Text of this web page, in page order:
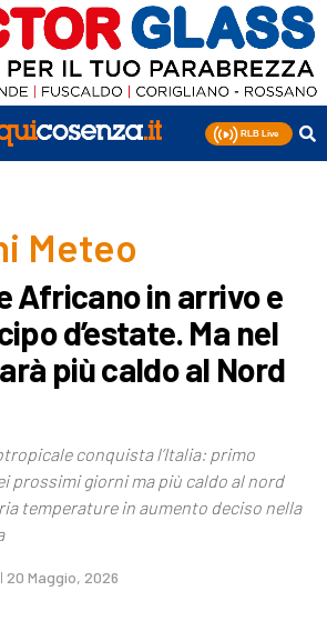
Meteo
Africano in arrivo e
d’estate. Ma nel
più caldo al Nord
conquista l’Italia: primo
prossimi giorni ma più caldo al nord
temperature in aumento deciso nella
20 Maggio, 2026